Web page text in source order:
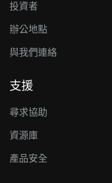
投資者
辦公地點
與我們連絡
支援
尋求協助
資源庫
產品安全